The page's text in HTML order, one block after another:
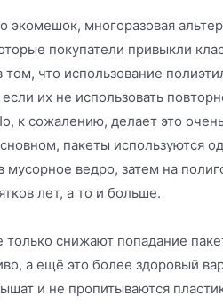
экомешок, многоразовая
покупатели привыкли
что использование
их не использовать
к сожалению, делает это
пакеты используются
мусорное ведро, затем на
лет, а то и больше.
только снижают попадание
а ещё это более здоровый
и не пропитываются